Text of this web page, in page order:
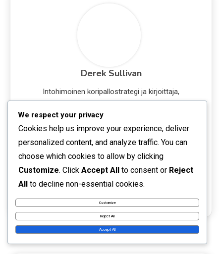
Derek Sullivan
Intohimoinen koripallostrategi ja kirjoittaja,
viiden pelaajan hyökkäyksen
monimutkaisuuksien analysoimiseen.
Valmennustaustansa ja pelirakkautensa
ansiosta hän jakaa näkemyksiä, jotka auttavat
pelaajia ja valmentajia kehittämään taitojaan ja
ymmärrystään nykyaikaisista
koripallotaktiikoista.
RELATED POSTS
We respect your privacy
Cookies help us improve your experience, deliver
personalized content, and analyze traffic. You can
choose which cookies to allow by clicking
Customize. Click Accept All to consent or Reject
All to decline non-essential cookies.
Customize
Reject All
Accept All